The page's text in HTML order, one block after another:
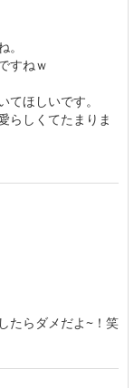
すねｗ
ほしいです。
らしくてたまりま
たらダメだよ~！笑